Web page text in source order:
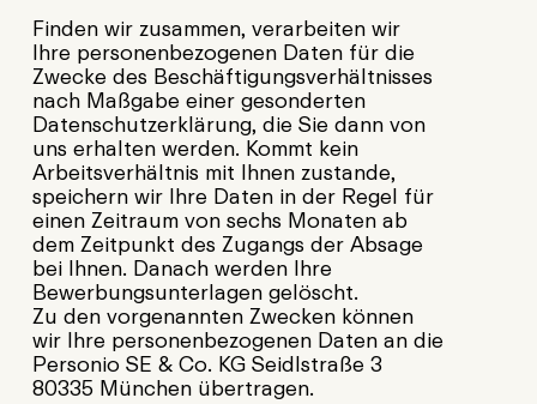
Finden wir zusammen, verarbeiten wir
Ihre personenbezogenen Daten für die
Zwecke des Beschäftigungsverhältnisses
nach Maßgabe einer gesonderten
Datenschutzerklärung, die Sie dann von
uns erhalten werden. Kommt kein
Arbeitsverhältnis mit Ihnen zustande,
speichern wir Ihre Daten in der Regel für
einen Zeitraum von sechs Monaten ab
dem Zeitpunkt des Zugangs der Absage
bei Ihnen. Danach werden Ihre
Bewerbungsunterlagen gelöscht.
Zu den vorgenannten Zwecken können
wir Ihre personenbezogenen Daten an die
Personio SE & Co. KG Seidlstraße 3
80335 München übertragen.